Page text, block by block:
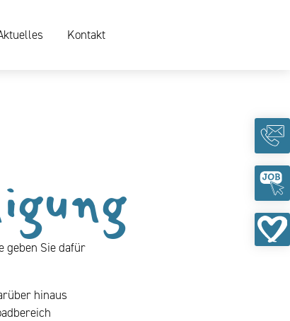
Kontakt
geben Sie dafür
hinaus